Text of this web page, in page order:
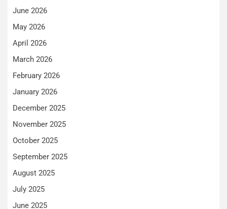
June 2026
May 2026
April 2026
March 2026
February 2026
January 2026
December 2025
November 2025
October 2025
September 2025
August 2025
July 2025
June 2025